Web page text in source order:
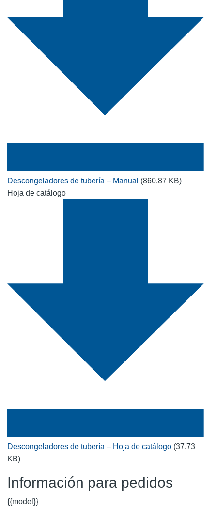
Descongeladores de tubería – Manual (860,87 KB)
Hoja de catálogo
Descongeladores de tubería – Hoja de catálogo (37,73
KB)
Información para pedidos
{{model}}